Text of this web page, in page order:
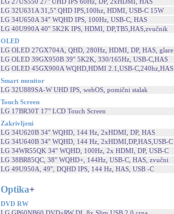
LG 32U631A 31,5" QHD IPS,100hz, HDMI, USB-C 15W
LG 34U650A 34'' WQHD IPS, 100Hz, USB-C, HAS
LG 40U990A 40'' 5K2K IPS, HDMI, DP,TB5,HAS,zvučnik
OLED
LG OLED 27GX704A, QHD, 280Hz, HDMI, DP, HAS, glare
LG OLED 39GX950B 39'' 5K2K, 330/165Hz, USB-C,HAS
LG OLED 45GX900A WQHD,HDMI 2.1,USB-C,240hz,HAS
Smart monitor
LG 32U889SA-W UHD IPS, webOS, pomični stalak
Touch Screen
LG 17BR30T 17" LCD Touch Screen
Zakrivljeni
LG 34U620B 34'' WQHD, 144 Hz, 2xHDMI, DP, HAS
LG 34U640B 34'' WQHD, 144 Hz, 2xHDMI,DP,HAS,USB-C
LG 34WR55QK 34'' WQHD, 100Hz, 2x HDMI, DP, USB-C
LG 38BR85QC, 38'' WQHD+, 144Hz, USB-C, HAS, zvučni
LG 49U950A, 49'', DQHD IPS, 144 Hz, HAS, USB -C
Optika+
DVD RW